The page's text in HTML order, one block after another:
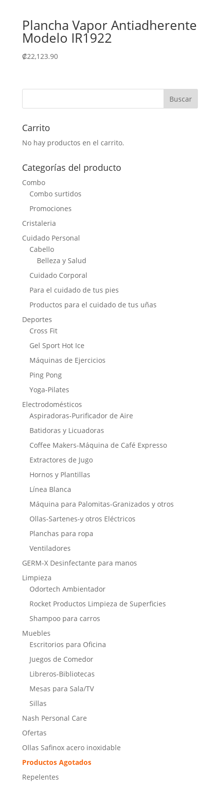
Plancha Vapor Antiadherente
Modelo IR1922
₡22,123.90
Carrito
No hay productos en el carrito.
Categorías del producto
Combo
Combo surtidos
Promociones
Cristaleria
Cuidado Personal
Cabello
Belleza y Salud
Cuidado Corporal
Para el cuidado de tus pies
Productos para el cuidado de tus uñas
Deportes
Cross Fit
Gel Sport Hot Ice
Máquinas de Ejercicios
Ping Pong
Yoga-Pilates
Electrodomésticos
Aspiradoras-Purificador de Aire
Batidoras y Licuadoras
Coffee Makers-Máquina de Café Expresso
Extractores de Jugo
Hornos y Plantillas
Línea Blanca
Máquina para Palomitas-Granizados y otros
Ollas-Sartenes-y otros Eléctricos
Planchas para ropa
Ventiladores
GERM-X Desinfectante para manos
Limpieza
Odortech Ambientador
Rocket Productos Limpieza de Superficies
Shampoo para carros
Muebles
Escritorios para Oficina
Juegos de Comedor
Libreros-Bibliotecas
Mesas para Sala/TV
Sillas
Nash Personal Care
Ofertas
Ollas Safinox acero inoxidable
Productos Agotados
Repelentes